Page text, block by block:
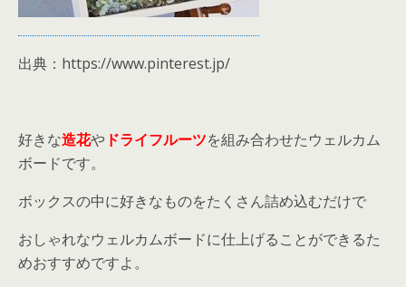
出典：https://www.pinterest.jp/
好きな造花や ドライフルーツを組み合わせたウェルカム
ボードです。
ボックスの中に好きなものをたくさん詰め込むだけで
おしゃれなウェルカムボードに仕上げることができるた
めおすすめですよ。